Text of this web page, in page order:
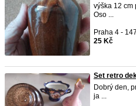
výška 12 cm
Oso ...
Praha 4 -
25 Kč
Set retro
Dobrý den,
ja ...